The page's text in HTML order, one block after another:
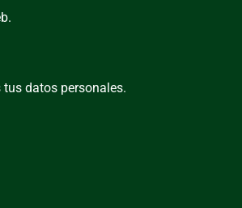
datos personales.